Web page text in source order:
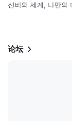
신비의 세계, 나만의
- 9가지 신비로운 속
2. 우파루의 육성과
论坛